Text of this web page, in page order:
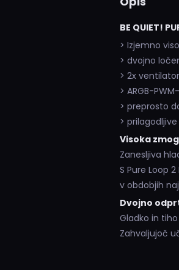
BE QUIET!
> Izjemno
> dvojno
> 2x
> ARGB-
> preprosto
>
Visoka
Zanesljiva
S Pure Loop
v obdobjih
Dvojno
Gladko in
Zahvaljujoč